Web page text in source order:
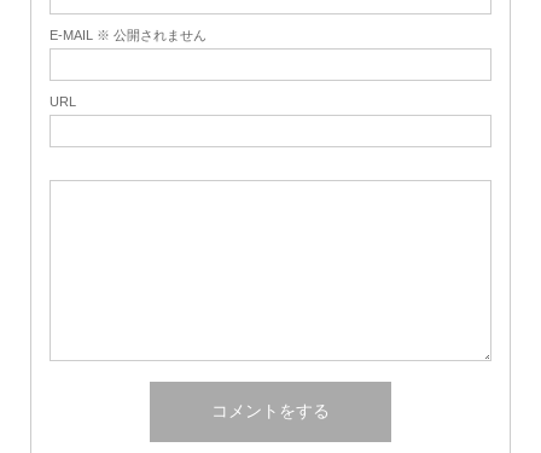
E-MAIL ※ 公開されません
URL